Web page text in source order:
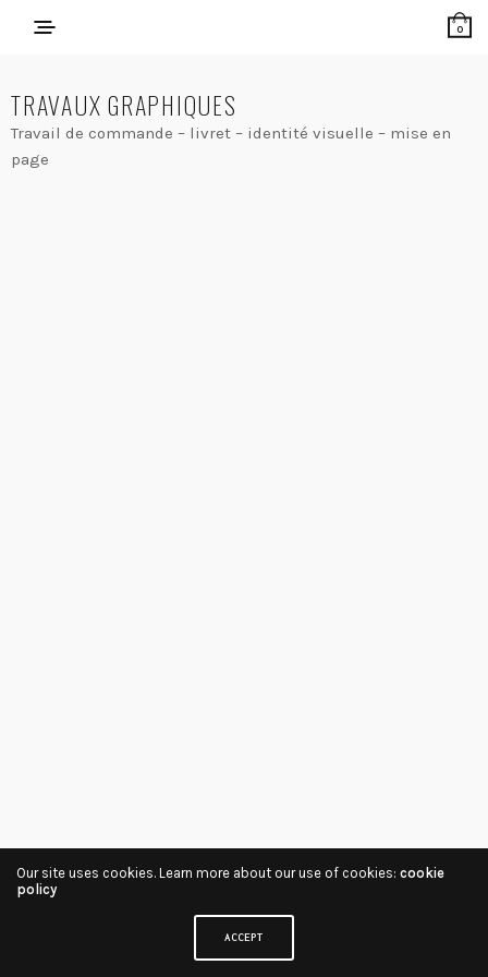
0
TRAVAUX GRAPHIQUES
Travail de commande – livret – identité visuelle – mise en
page
Our site uses cookies. Learn more about our use of cookies: cookie
policy
ACCEPT